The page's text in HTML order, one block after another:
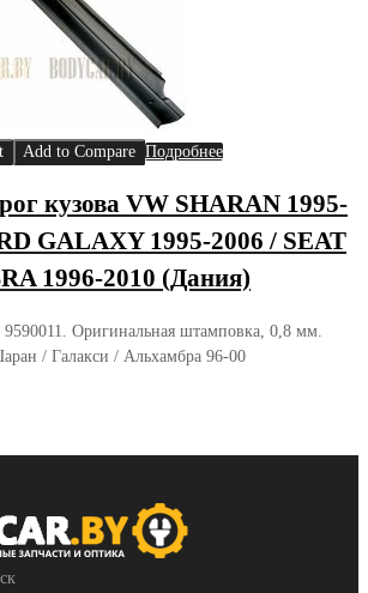
Add to Compare Подробнее
кузова VW SHARAN 1995-
GALAXY 1995-2006 / SEAT
1996-2010 (Дания)
Оригинальная штамповка, 0,8 мм.
/ Галакси / Альхамбра 96-00